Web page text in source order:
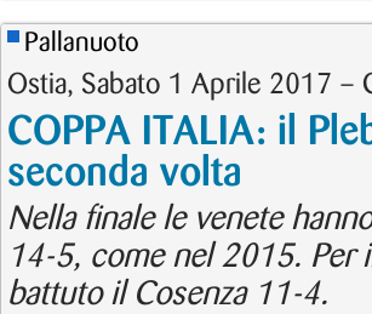
Pallanuoto
Ostia, Sabato 1 Aprile 2017 –
COPPA ITALIA: il
seconda volta
Nella finale le venete
14-5, come nel 2015. Per
battuto il Cosenza 11-4.